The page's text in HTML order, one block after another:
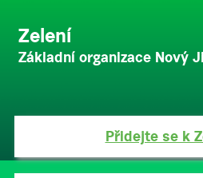
Zelení
Základní organizace Nový
Přidejte se k